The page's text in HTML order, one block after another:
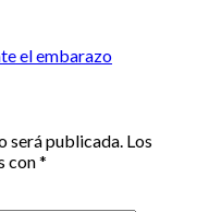
el embarazo
será publicada. Los
con*